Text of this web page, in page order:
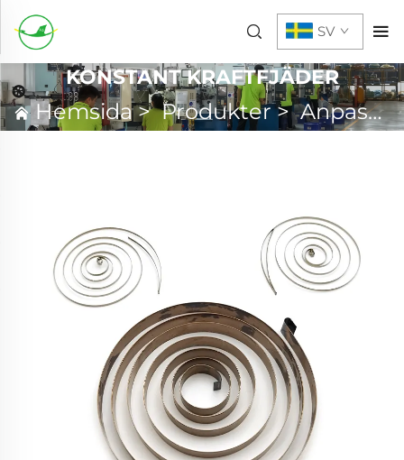
SV
KONSTANT KRAFTFJÄDER
Hemsida>Produkter>Anpassad Fjäder